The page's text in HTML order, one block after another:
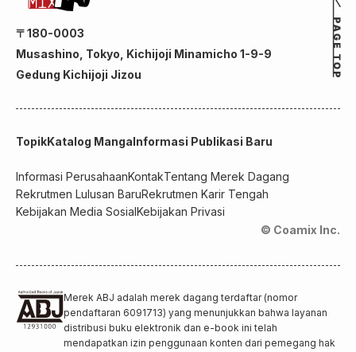
〒180-0003
Musashino, Tokyo, Kichijoji Minamicho 1-9-9
Gedung Kichijoji Jizou
TopikKatalog MangaInformasi Publikasi Baru
Informasi PerusahaanKontakTentang Merek Dagang
Rekrutmen Lulusan BaruRekrutmen Karir Tengah
Kebijakan Media SosialKebijakan Privasi
© Coamix Inc.
Merek ABJ adalah merek dagang terdaftar (nomor
pendaftaran 6091713) yang menunjukkan bahwa layanan
distribusi buku elektronik dan e-book ini telah
mendapatkan izin penggunaan konten dari pemegang hak